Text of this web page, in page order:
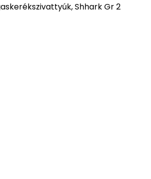
Shhark Gr 2